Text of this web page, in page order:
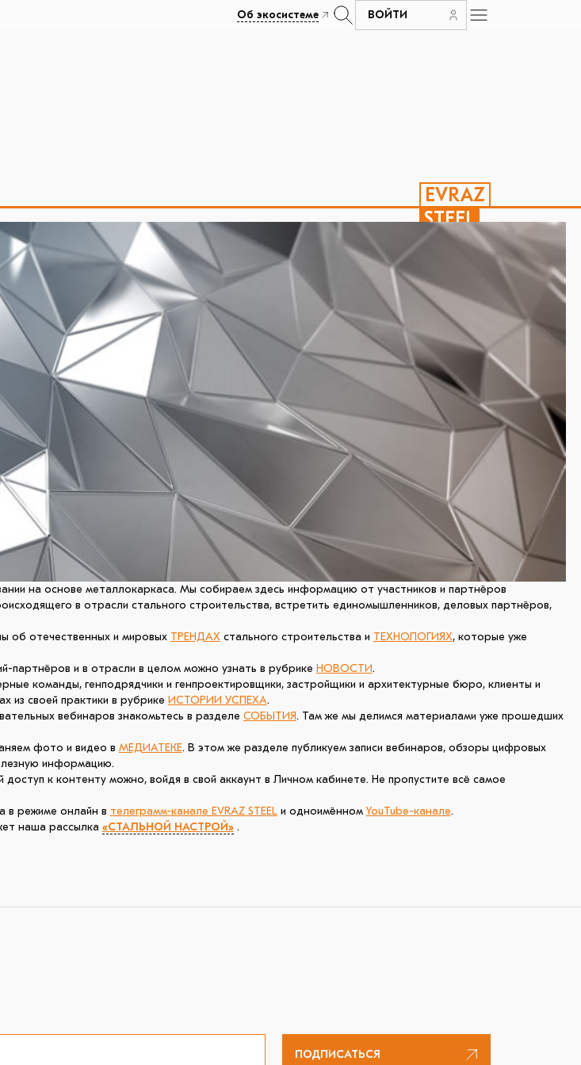
Об экосистеме ВОЙТИ
EVRAZ
STEEL
на основе металлокаркаса. Мы собираем здесь информацию от участников и партнёров
в отрасли стального строительства, встретить единомышленников, деловых партнёров,
об отечественных и мировых ТРЕНДАХстального строительства и ТЕХНОЛОГИЯХ, которые уже
партнёров и в отрасли в целом можно узнать в рубрике НОВОСТИ.
команды, генподрядчики и генпроектировщики, застройщики и архитектурные бюро, клиенты и
из своей практики в рубрике ИСТОРИИ УСПЕХА.
вебинаров знакомьтесь в разделе СОБЫТИЯ. Там же мы делимся материалами уже прошедших
фото и видео в МЕДИАТЕКЕ. В этом же разделе публикуем записи вебинаров, обзоры цифровых
информацию.
к контенту можно, войдя в свой аккаунт в Личном кабинете. Не пропустите всё самое
в режиме онлайн в телеграмм-канале EVRAZ STEELи одноимённомYouTube-канале.
наша рассылка «СТАЛЬНОЙ НАСТРОЙ».
ПОДПИСАТЬСЯ
EVRAZ STEEL
ПОДПИСАТЬСЯ